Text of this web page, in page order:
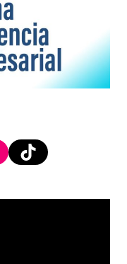
TikTok